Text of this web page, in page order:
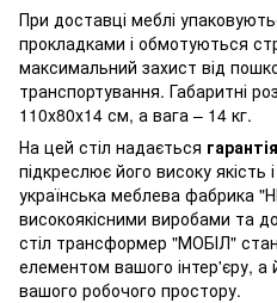
При доставці меблі
прокладками і обмотуються
максимальний захист від
транспортування. Габаритні
110х80х14 см, а вага – 14 кг.
На цей стіл надається
підкреслює його високу якість
українська меблева фабрика
високоякісними виробами та
стіл трансформер "МОБІЛ"
елементом вашого інтер'єру,
вашого робочого простору.